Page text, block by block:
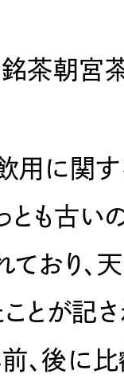
茶朝宮
用に関
とも古
ており、
とが記さ
、後に